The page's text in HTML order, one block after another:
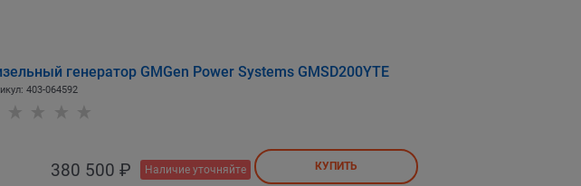
генератор GMGen Power Systems GMSD200YTE
403-064592
380 500 ₽ Наличие уточняйте КУПИТЬ